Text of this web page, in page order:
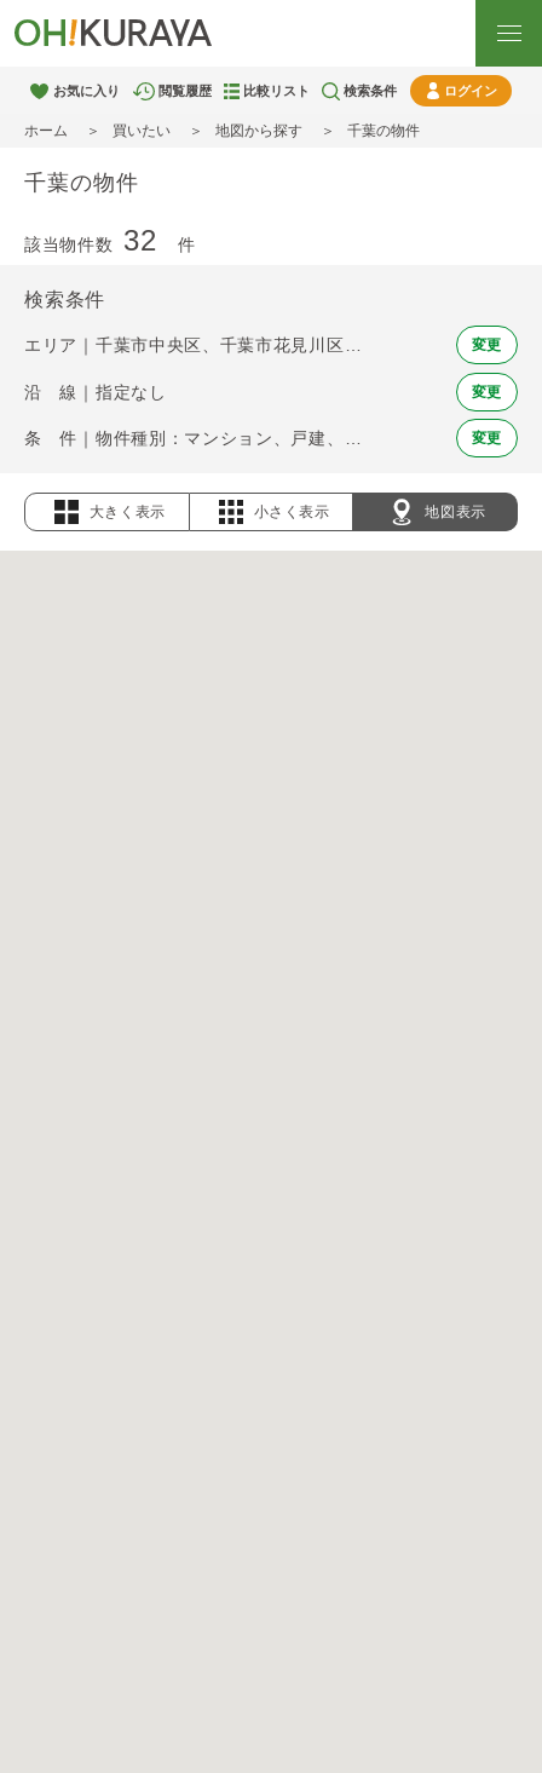
お気に入り 閲覧履歴 比較リスト 検索条件 ログイン
ホーム 買いたい 地図から探す 千葉の物件
千葉の物件
該当物件数 32 件
検索条件
エリア｜千葉市中央区、千葉市花見川区、千葉市稲毛区、千葉市若葉区、千葉市緑区、千葉市美浜区、市川市、船橋市、松戸市、習志野市、柏市、流山市、浦安市、印西市 変更
沿 線｜指定なし 変更
変更
大きく表示 小さく表示 地図表示